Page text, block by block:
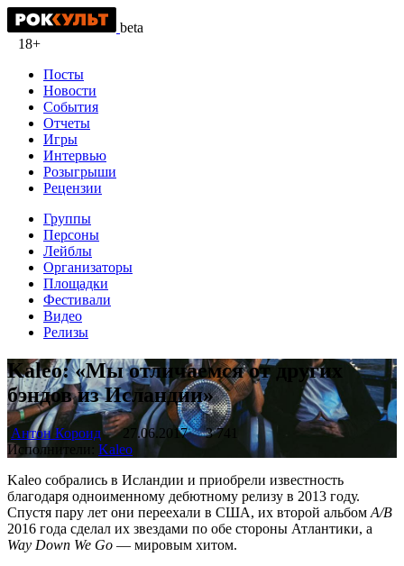
beta
18+
Посты
Новости
События
Отчеты
Игры
Интервью
Розыгрыши
Рецензии
Группы
Персоны
Лейблы
Организаторы
Площадки
Фестивали
Видео
Релизы
Kaleo: «Мы отличаемся от других
бэндов из Исландии»
Антон Короид 27.06.2017
3 741
Исполнители: Kaleo
Kaleo собрались в Исландии и приобрели известность
благодаря одноименному дебютному релизу в 2013 году.
Спустя пару лет они переехали в США, их второй альбом A/B
2016 года сделал их звездами по обе стороны Атлантики, а
Way Down We Go — мировым хитом.